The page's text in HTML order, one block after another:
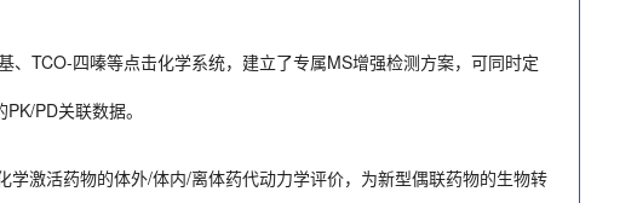
、TCO-四嗪等点击化学系统，建立了专属MS增强检测方案，可同时定
PD关联数据。
学激活药物的体外/体内/离体药代动力学评价，为新型偶联药物的生物转